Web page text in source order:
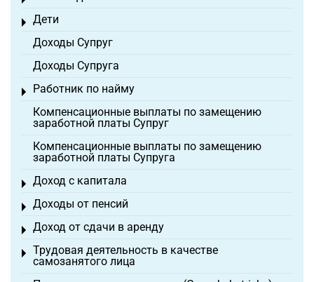
Дети
Toggle menu
Доходы Супруг
Доходы Супруга
Работник по найму
Toggle menu
Компенсационные выплаты по замещению
заработной платы Супруг
Компенсационные выплаты по замещению
заработной платы Супруга
Доход с капитала
Toggle menu
Доходы от пенсий
Toggle menu
Доход от сдачи в аренду
Toggle menu
Трудовая деятельность в качестве
самозанятого лица
Toggle menu